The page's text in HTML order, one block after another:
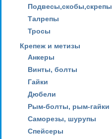
Подвесы,скобы,скрепы
Талрепы
Тросы
Крепеж и метизы
Анкеры
Винты, болты
Гайки
Дюбели
Рым-болты, рым-гайки
Саморезы, шурупы
Спейсеры